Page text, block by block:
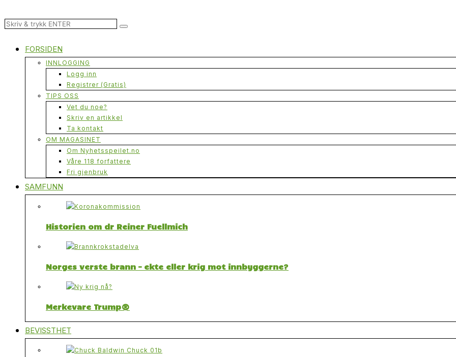
FORSIDEN
INNLOGGING
Logg inn
Registrer (Gratis)
TIPS OSS
Vet du noe?
Skriv en artikkel
Ta kontakt
OM MAGASINET
Om Nyhetsspeilet.no
Våre 118 forfattere
Fri gjenbruk
SAMFUNN
Historien om dr Reiner Fuellmich
Norges verste brann – ekte eller krig mot innbyggerne?
Merkevare Trump®
BEVISSTHET